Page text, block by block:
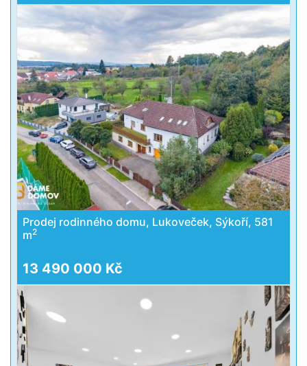
Prodej rodinného domu, Lukoveček, Sýkoří, 581
m2
13 490 000 Kč